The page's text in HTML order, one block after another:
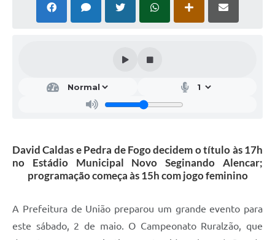
David Caldas e Pedra de Fogo decidem o título às 17h
no Estádio Municipal Novo Seginando Alencar;
programação começa às 15h com jogo feminino
A Prefeitura de União preparou um grande evento para
este sábado, 2 de maio. O Campeonato Ruralzão, que